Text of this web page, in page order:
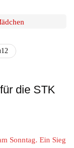
die STK
Sonntag. Ein Sieg